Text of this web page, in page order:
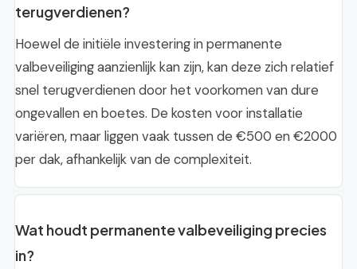
terugverdienen?
Hoewel de initiële investering in permanente
valbeveiliging aanzienlijk kan zijn, kan deze zich relatief
snel terugverdienen door het voorkomen van dure
ongevallen en boetes. De kosten voor installatie
variëren, maar liggen vaak tussen de €500 en €2000
per dak, afhankelijk van de complexiteit.
Wat houdt permanente valbeveiliging precies
in?